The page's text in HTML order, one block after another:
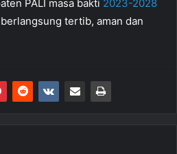
PALI masa bakti 2023-2028
tertib, aman dan